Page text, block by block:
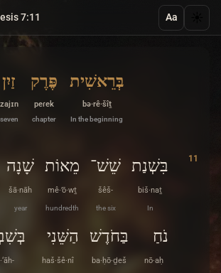
7:11 Aa
בְּרֵאשִׁית
bə·rê·šîṯ
In the beginning
פֶּרֶק
peɾek
chapter
זַיִן
zajɪn
seven
11 בִּשְׁנַת
biš·naṯ
In
שֵׁשׁ־
šêš-
the six
מֵאוֹת
mê·’ō·wṯ
hundredth
שָׁנָה
šā·nāh
year
נֹחַ
nō·aḥ
בַּחֹדֶשׁ
ba·ḥō·ḏeš
הַשֵּׁנִי
haš·šê·nî